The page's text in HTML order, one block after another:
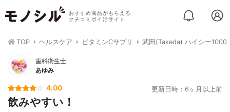
おすすめ商品がもらえる
クチコミポイ活サイト
TOP ヘルスケア ビタミンCサプリ 武田(Takeda) ハイシー1000
歯科衛生士
あゆみ
4.00 更新日時：6ヶ月以上前
飲みやすい！